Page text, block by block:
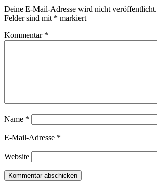
Deine E-Mail-Adresse wird nicht veröffentlicht.
Felder sind mit * markiert
Kommentar *
Name *
E-Mail-Adresse *
Website